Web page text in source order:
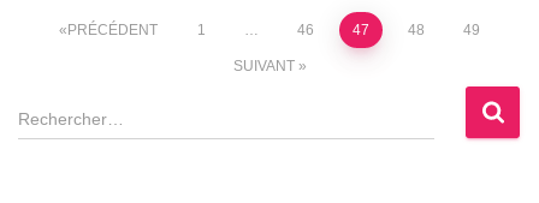
Pagination
publications
PRÉCÉDENT 1 46 47 48 49
SUIVANT
R
e